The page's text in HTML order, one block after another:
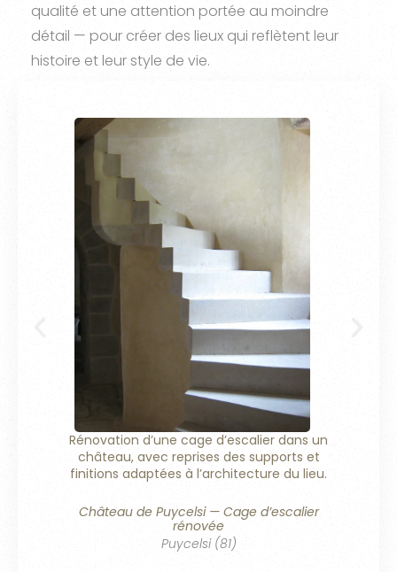
qualité et une attention portée au moindre
détail — pour créer des lieux qui reflètent leur
histoire et leur style de vie.
Rénovation d’une cage d’escalier dans un
château, avec reprises des supports et
finitions adaptées à l’architecture du lieu.
Château de Puycelsi — Cage d’escalier
rénovée
Puycelsi (81)